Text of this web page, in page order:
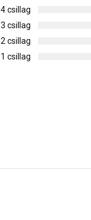
4 csillag
3 csillag
2 csillag
1 csillag